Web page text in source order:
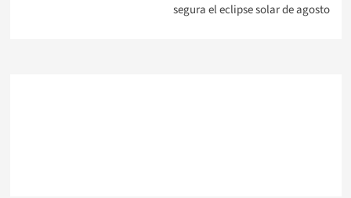
segura el eclipse solar de agosto